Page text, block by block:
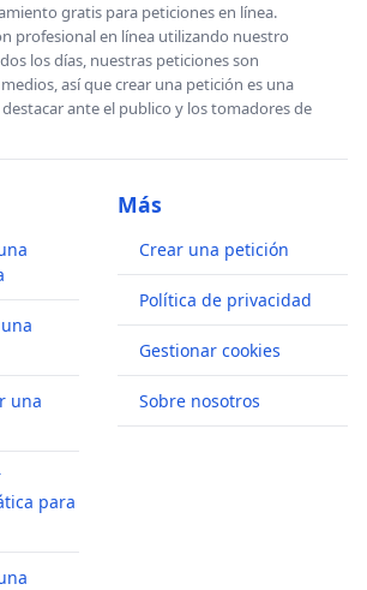
gratis para peticiones en línea.
profesional en línea utilizando nuestro
los días, nuestras peticiones son
así que crear una petición es una
ante el publico y los tomadores de
una
para
Más
Crear una petición
Política de privacidad
Gestionar cookies
Sobre nosotros